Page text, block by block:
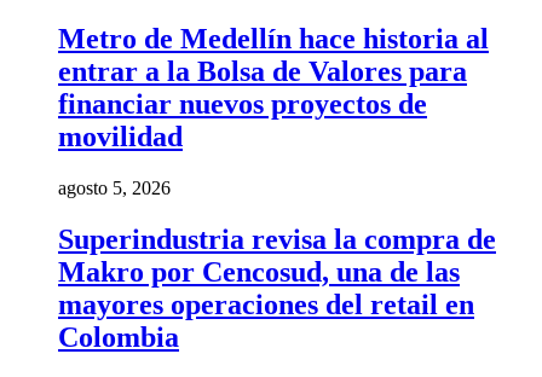
Metro de Medellín hace historia al
entrar a la Bolsa de Valores para
financiar nuevos proyectos de
movilidad
agosto 5, 2026
Superindustria revisa la compra de
Makro por Cencosud, una de las
mayores operaciones del retail en
Colombia